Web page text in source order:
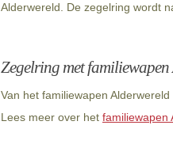
Alderwereld. De zegelring wordt
Zegelring met
Van het familiewapen
Lees meer over het familiewapen